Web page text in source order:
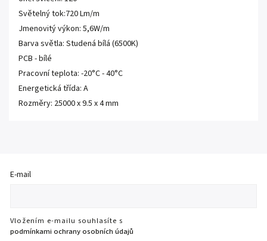
Světelný tok:720 Lm/m
Jmenovitý výkon: 5,6W/m
Barva světla: Studená bílá (6500K)
PCB - bílé
Pracovní teplota: -20°C - 40°C
Energetická třída: A
Rozměry: 25000 x 9.5 x 4 mm
E-mail
Vložením e-mailu souhlasíte s
podmínkami ochrany osobních údajů